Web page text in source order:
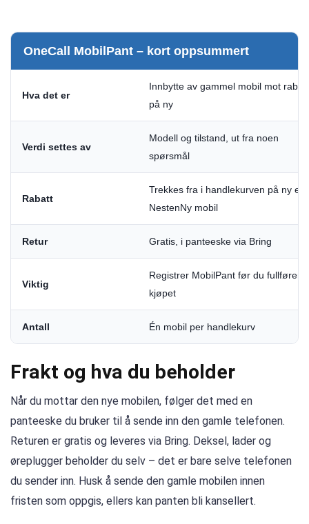
OneCall MobilPant – kort oppsummert
Hva det er
Innbytte av gammel mobil mot rabatt
på ny
Verdi settes av
Modell og tilstand, ut fra noen
spørsmål
Rabatt
Trekkes fra i handlekurven på ny
NestenNy mobil
Retur Gratis, i panteeske via Bring
Viktig
Registrer MobilPant før du fullfører
kjøpet
Antall Én mobil per handlekurv
Frakt og hva du beholder
Når du mottar den nye mobilen, følger det med en
panteeske du bruker til å sende inn den gamle telefonen.
Returen er gratis og leveres via Bring. Deksel, lader og
øreplugger beholder du selv – det er bare selve telefonen
du sender inn. Husk å sende den gamle mobilen innen
fristen som oppgis, ellers kan panten bli kansellert.